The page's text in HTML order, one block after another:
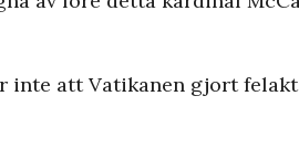
att Vatikanen gjort